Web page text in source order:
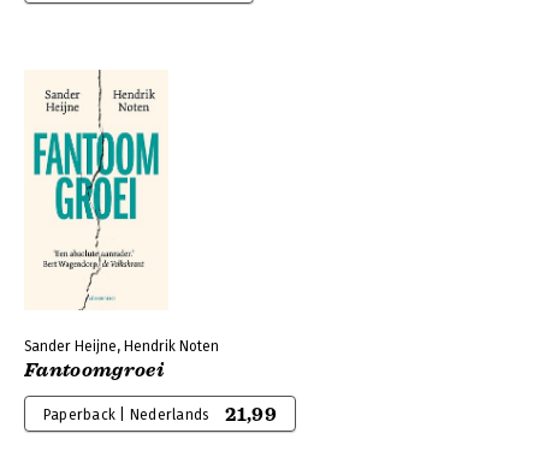
Sander Heijne, Hendrik Noten
Fantoomgroei
Paperback | Nederlands 21,99